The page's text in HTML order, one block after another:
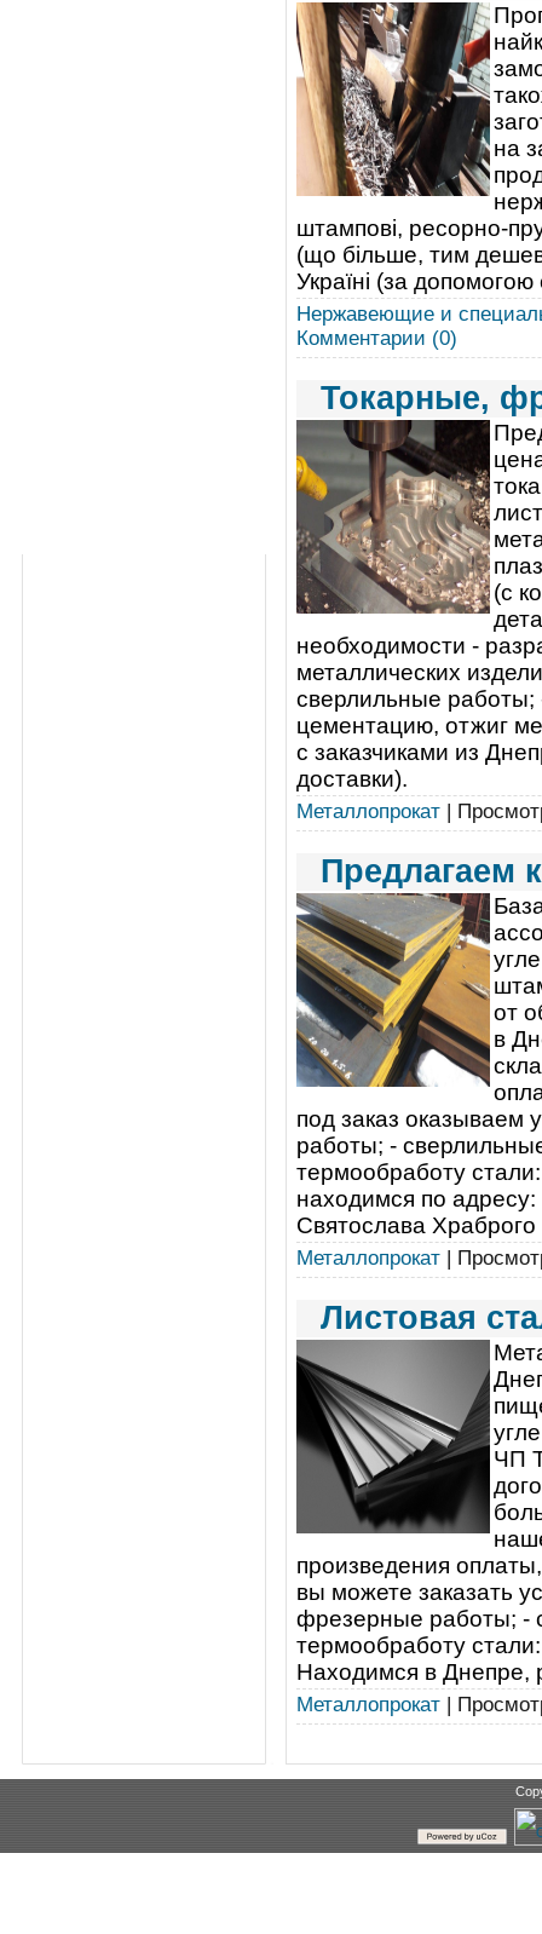
на
штампові, ресорно-
(що більше, тим
Україні (за допомогою
Нержавеющие и
Комментарии (0)
Токарные,
(с
необходимости -
металлических
сверлильные работы;
цементацию, отжиг
с заказчиками из
доставки).
Металлопрокат |
Предлагаем
от
в
под заказ оказываем
работы; -
термообработу
находимся по
Святослава
Металлопрокат |
Листовая
ЧП
произведения
вы можете заказать
фрезерные работы; -
термообработу
Находимся в Днепре,
Металлопрокат |